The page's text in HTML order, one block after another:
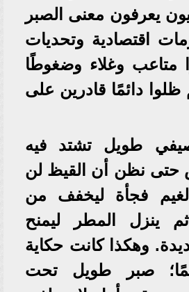
يعرفون معنى الصبر
اقتصادية وتحديات
متاعب وغلاء وضغوطًا
ظلوا دائمًا قادرين على
طويل تشتد فيه
نظن أن القيظ لن
فجأة ليخفف من
ينزل المطر ليمنح
وهكذا كانت حكاية
صبر طويل تحت